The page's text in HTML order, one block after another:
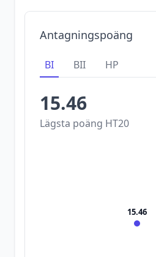
Antagningspoäng
BI BII HP
15.46
Lägsta poäng HT20
15.46